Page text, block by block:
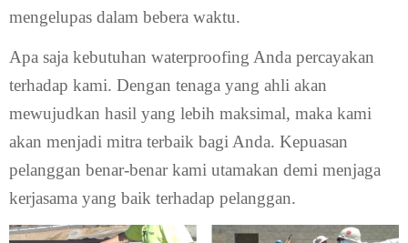
mengelupas dalam bebera waktu.
Apa saja kebutuhan waterproofing Anda percayakan
terhadap kami. Dengan tenaga yang ahli akan
mewujudkan hasil yang lebih maksimal, maka kami
akan menjadi mitra terbaik bagi Anda. Kepuasan
pelanggan benar-benar kami utamakan demi menjaga
kerjasama yang baik terhadap pelanggan.